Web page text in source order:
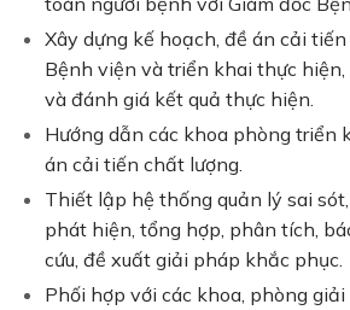
Xây dựng kế hoạch, đề án cải
Bệnh viện và triển khai thực
và đánh giá kết quả thực hiện.
Hướng dẫn các khoa phòng triển
án cải tiến chất lượng.
Thiết lập hệ thống quản lý sai
phát hiện, tổng hợp, phân tích,
cứu, đề xuất giải pháp khắc phục.
Phối hợp với các khoa, phòng